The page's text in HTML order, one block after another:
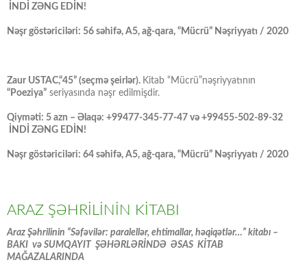
İNDİ ZƏNG EDİN!
Nəşr göstəriciləri: 56 səhifə, A5, ağ-qara, “Mücrü” Nəşriyyatı / 2020
Zaur USTAC,“45” (seçmə şeirlər). Kitab “Mücrü”nəşriyyatının
“Poeziya” seriyasında nəşr edilmişdir.
Qiyməti: 5 azn – Əlaqə: +99477-345-77-47 və +99455-502-89-32
İNDİ ZƏNG EDİN!
Nəşr göstəriciləri: 64 səhifə, A5, ağ-qara, “Mücrü” Nəşriyyatı / 2020
ARAZ ŞƏHRİLİNİN KİTABI
Araz Şəhrilinin “Səfəvilər: paralellər, ehtimallar, həqiqətlər…” kitabı –
BAKI və SUMQAYIT ŞƏHƏRLƏRİNDƏ ƏSAS KİTAB
MAĞAZALARINDA